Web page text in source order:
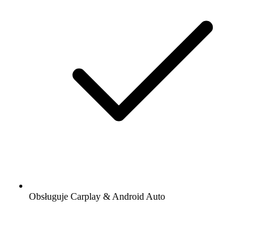
Obsługuje Carplay & Android Auto